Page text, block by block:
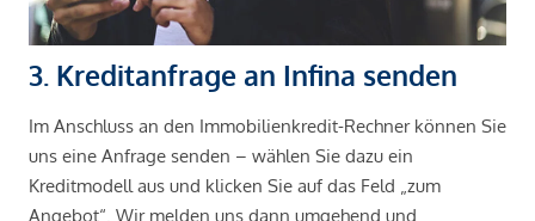
3. Kreditanfrage an Infina senden
Im Anschluss an den Immobilienkredit-Rechner können Sie
uns eine Anfrage senden – wählen Sie dazu ein
Kreditmodell aus und klicken Sie auf das Feld „zum
Angebot“. Wir melden uns dann umgehend und